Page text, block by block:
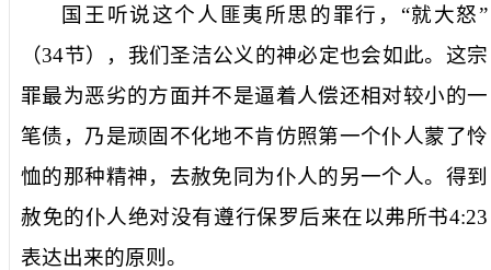
国王听说这个人匪夷所思的罪行，“就大怒”
（34节），我们圣洁公义的神必定也会如此。这宗
罪最为恶劣的方面并不是逼着人偿还相对较小的一
笔债，乃是顽固不化地不肯仿照第一个仆人蒙了怜
恤的那种精神，去赦免同为仆人的另一个人。得到
赦免的仆人绝对没有遵行保罗后来在以弗所书4:23
表达出来的原则。